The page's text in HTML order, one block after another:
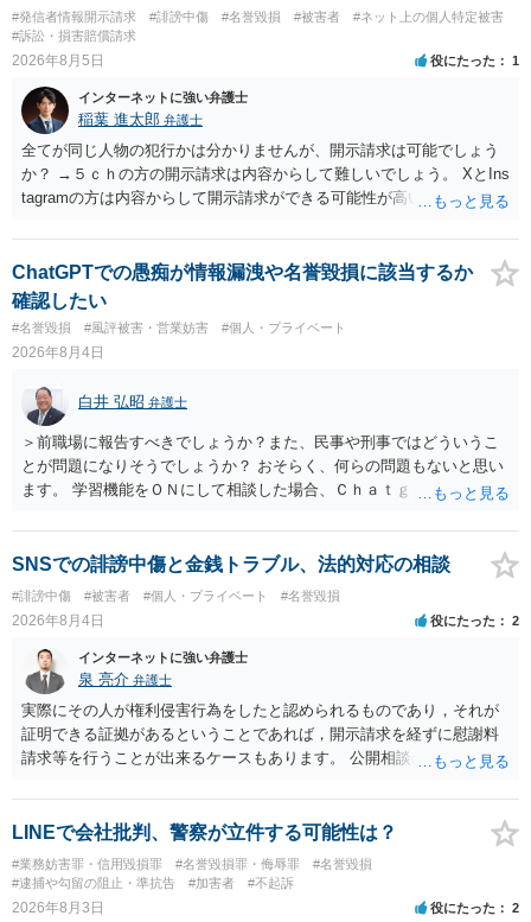
#発信者情報開示請求 #誹謗中傷 #名誉毀損 #被害者
#ネット上の個人特定被害
#訴訟・損害賠償請求
2026年8月5日 役にたった 1
インターネットに強い弁護士
稲葉 進太郎 弁護士
全てが同じ人物の犯行かは分かりませんが、開示請求は可能でしょう
か？ →５ｃｈの方の開示請求は内容からして難しいでしょう。 XとIns
tagramの方は内容からして開示請求ができる可能性が高いでしょう。
いでしょう。７月中にアカウントが削除されている場合、今から進め
ても失敗する可能性が高いように思われます。 相手を特定できた場
合、相手に全ての弁護士費用を負担させることは可能でしょうか？ →
訴訟外の交渉で相手方が認めれば負担させることができるでしょう。
訴訟で判決となった場合は、実際の弁護士費用が認められる場合と認
められない場合があり何ともいえないところでしょう。
ChatGPTでの愚痴が情報漏洩や名誉毀損に該当するか
確認したい
#名誉毀損 #風評被害・営業妨害 #個人・プライベート
2026年8月4日
白井 弘昭 弁護士
＞前職場に報告すべきでしょうか？また、民事や刑事ではどういうこ
とが問題になりそうでしょうか？ おそらく、何らの問題もないと思い
ます。 学習機能をＯＮにして相談した場合、Ｃｈａｔｇｐｔがｏｐｅ
する可能性がありますが、個人名や会社名を特定していない限り、一
般論として抽象化されて回答に織り込まれる可能性が生じるにすぎま
せんので、その情報自体が、秘密情報に当たるとは思えませんし、名
誉棄損として、個人や会社に対する誹謗中傷の不特定多数への公開に
当たるとも思われません。 もちろん、誰がその内容をｃｈａｔｇｐｔ
に入力したかも第三者にしられることはないので、個人や会社の特定
をせずに書き込んだことで（おそらく特定して書き込んだとして
も）、相談者さんが刑事民事の責任に問われることはないでしょう。
私見ながらご参考まで。
SNSでの誹謗中傷と金銭トラブル、法的対応の相談
#誹謗中傷 #被害者 #個人・プライベート #名誉毀損
2026年8月4日 役にたった 2
インターネットに強い弁護士
泉 亮介 弁護士
実際にその人が権利侵害行為をしたと認められるものであり，それが
証明できる証拠があるということであれば，開示請求を経ずに慰謝料
請求等を行うことが出来るケースもあります。 公開相談の場では回答
に個別に相談されると良いでしょう。
LINEで会社批判、警察が立件する可能性は？
#業務妨害罪・信用毀損罪 #名誉毀損罪・侮辱罪
#名誉毀損
#逮捕や勾留の阻止・準抗告
#加害者 #不起訴
2026年8月3日 役にたった 2